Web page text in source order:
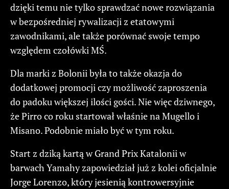
dzięki temu nie tylko sprawdzać nowe rozwiązania
w bezpośredniej rywalizacji z etatowymi
zawodnikami, ale także porównać swoje tempo
względem czołówki MŚ.
Dla marki z Bolonii była to także okazja do
dodatkowej promocji czy możliwość zaproszenia
do padoku większej ilości gości. Nie więc dziwnego,
że Pirro co roku startował właśnie na Mugello i
Misano. Podobnie miało być w tym roku.
Start z dziką kartą w Grand Prix Katalonii w
barwach Yamahy zapowiedział już z kolei oficjalnie
Jorge Lorenzo, który jesienią kontrowersyjnie